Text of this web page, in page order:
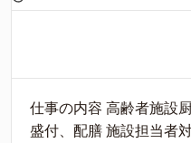
仕事の内容 高齢者施設
盛付、配膳 施設担当者